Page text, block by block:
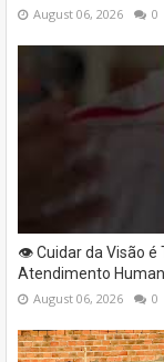
August 06, 2026 0
👁️ Cuidar da Visão é
Atendimento
August 06, 2026 0